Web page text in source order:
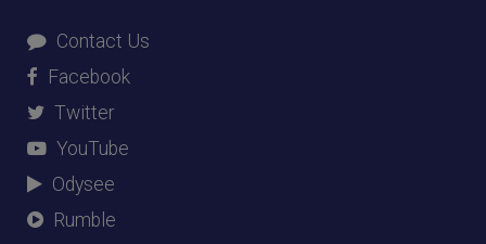
Contact Us
Facebook
Twitter
YouTube
Odysee
Rumble